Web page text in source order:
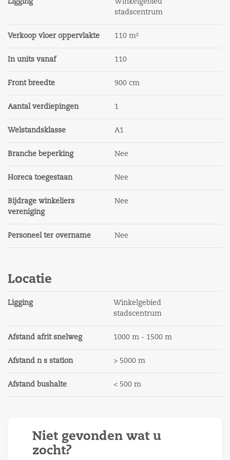
bestemming bespreekbaar afhankelijk van de
Mogelijkheden genoeg voor deze praktische,
- ruwe geïsoleerde betonvloer;
- spouwmuurisolatie, HR++ isolerende beglazing en
- kozijnen uitgevoerd in hardhouten afgeschilderde
- locatie casco meterkast voorbereid;
- pantry.
Isolatie
Het gebouw is voorzien van dakisolatie, muurisolatie,
vloerisolatie en HR++ isolerende beglazing.
Bestemming
Detailhandel, kantoor, praktijk. maatschappelijke
doeleinden enz. Een andere bestemming is
De huur inclusief BTW en dient te worden voldaan
bij vooruitbetaling per maand.
Huurperiode
Huurprijsaanpassing
Ligging
Winkelgebied
stadscentrum
Verkoop vloer oppervlakte 110 m²
In units vanaf 110
Front breedte 900 cm
Aantal verdiepingen 1
Welstandsklasse A1
Branche beperking Nee
Horeca toegestaan Nee
Bijdrage winkeliers
vereniging
Nee
Personeel ter overname Nee
Locatie
Ligging
Winkelgebied
stadscentrum
Afstand afrit snelweg 1000 m - 1500 m
Afstand n s station > 5000 m
Afstand bushalte < 500 m
Niet gevonden wat u
zocht?